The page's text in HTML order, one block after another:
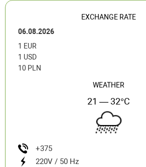
EXCHANGE RATE
06.08.2026
1 EUR
1 USD
10 PLN
WEATHER
21 — 32°C
+375
220V / 50 Hz